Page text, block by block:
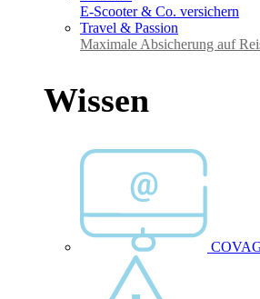
E-Scooter & Co. versichern
Travel & Passion
Maximale Absicherung auf
Wissen